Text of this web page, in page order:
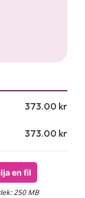
373.00 kr
373.00 kr
en fil
250 MB